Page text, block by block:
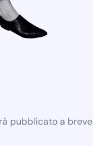
pubblicato a breve